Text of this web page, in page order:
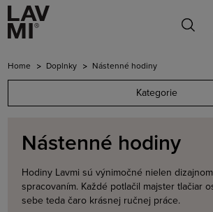
Home Doplnky Nástenné hodiny
Kategorie
Nástenné hodiny
Hodiny Lavmi sú výnimočné nielen
spracovaním. Každé potlačil majster tlačiar
sebe teda čaro krásnej ručnej práce.